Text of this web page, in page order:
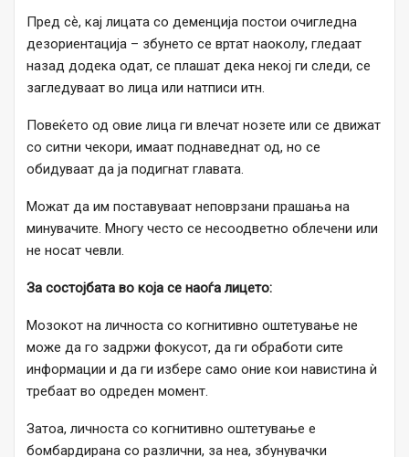
Пред сѐ, кај лицата со деменција постои очигледна
дезориентација – збунето се вртат наоколу, гледаат
назад додека одат, се плашат дека некој ги следи, се
загледуваат во лица или натписи итн.
Повеќето од овие лица ги влечат нозете или се движат
со ситни чекори, имаат поднаведнат од, но се
обидуваат да ја подигнат главата.
Можат да им поставуваат неповрзани прашања на
минувачите. Многу често се несоодветно облечени или
не носат чевли.
За состојбата во која се наоѓа лицето:
Мозокот на личноста со когнитивно оштетување не
може да го задржи фокусот, да ги обработи сите
информации и да ги избере само оние кои навистина ѝ
требаат во одреден момент.
Затоа, личноста со когнитивно оштетување е
бомбардирана со различни, за неа, збунувачки